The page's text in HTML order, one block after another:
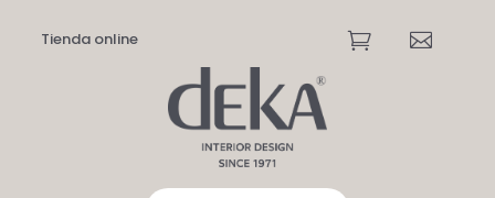
Tienda online  